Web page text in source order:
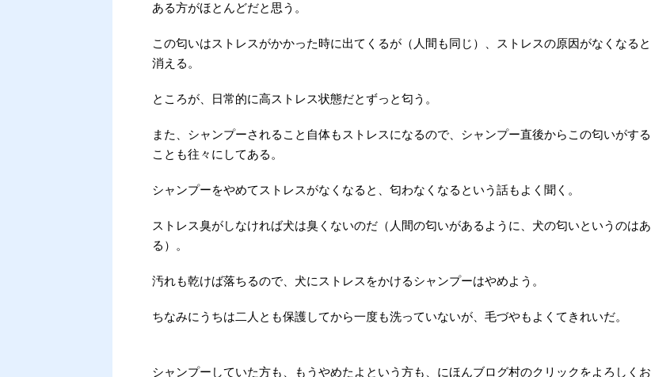
ある方がほとんどだと思う。
この匂いはストレスがかかった時に出てくるが（人間も同じ）、ストレスの原因がなくなると
消える。
ところが、日常的に高ストレス状態だとずっと匂う。
また、シャンプーされること自体もストレスになるので、シャンプー直後からこの匂いがする
ことも往々にしてある。
シャンプーをやめてストレスがなくなると、匂わなくなるという話もよく聞く。
ストレス臭がしなければ犬は臭くないのだ（人間の匂いがあるように、犬の匂いというのはあ
る）。
汚れも乾けば落ちるので、犬にストレスをかけるシャンプーはやめよう。
ちなみにうちは二人とも保護してから一度も洗っていないが、毛づやもよくてきれいだ。
シャンプーしていた方も、もうやめたよという方も、にほんブログ村のクリックをよろしくお